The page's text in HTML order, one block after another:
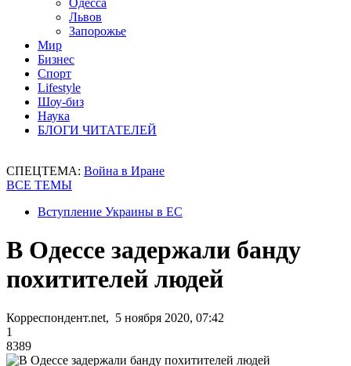
Одесса
Львов
Запорожье
Мир
Бизнес
Спорт
Lifestyle
Шоу-биз
Наука
БЛОГИ ЧИТАТЕЛЕЙ
СПЕЦТЕМА: Война в Иране
ВСЕ ТЕМЫ
Вступление Украины в ЕС
В Одессе задержали банду
похитителей людей
Корреспондент.net, 5 ноября 2020, 07:42
1
8389